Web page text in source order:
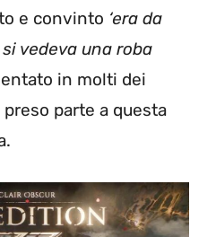
e convinto ‘era da
vedeva una roba
in molti dei
parte a questa